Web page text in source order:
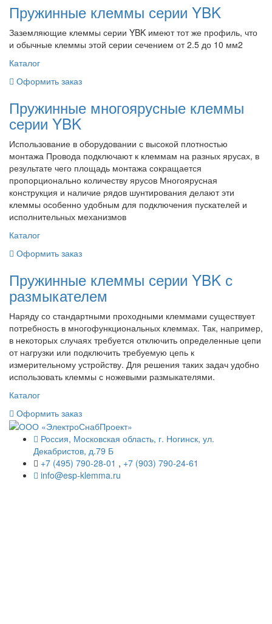
Пружинные клеммы серии YBK
Заземляющие клеммы серии YBK имеют тот же профиль, что
и обычные клеммы этой серии сечением от 2.5 до 10 мм2
Каталог
Оформить заказ
Пружинные многоярусные клеммы
серии YBK
Использование в оборудовании с высокой плотностью
монтажа Провода подключают к клеммам на разных ярусах, в
результате чего площадь монтажа сокращается
пропорционально количеству ярусов Многоярусная
конструкция и наличие рядов шунтирования делают эти
клеммы особенно удобным для подключения пускателей и
исполнительных механизмов
Каталог
Оформить заказ
Пружинные клеммы серии YBK с
размыкателем
Наряду со стандартными проходными клеммами существует
потребность в многофункциональных клеммах. Так, например,
в некоторых случаях требуется отключить определенные цепи
от нагрузки или подключить требуемую цепь к
измерительному устройству. Для решения таких задач удобно
использовать клеммы с ножевыми размыкателями.
Каталог
Оформить заказ
Россия, Московская область, г. Ногинск, ул.
Декабристов, д.79 Б
+7 (495) 790-28-01 , +7 (903) 790-24-61
info@esp-klemma.ru